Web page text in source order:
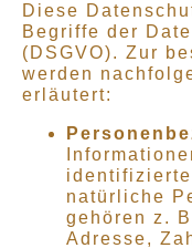
Diese
Begriffe der
(DSGVO). Zur
werden
erläutert:
natürliche
gehören z.
Adresse,